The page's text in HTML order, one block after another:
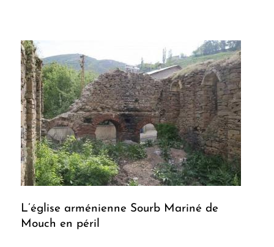
L’église arménienne Sourb Mariné de
Mouch en péril